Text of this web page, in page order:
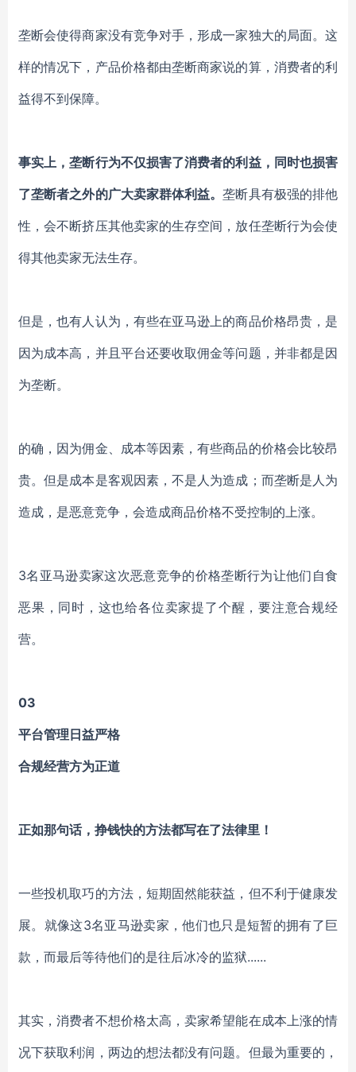
垄断会使得商家没有竞争对手，形成一家独大的局面。这
样的情况下，产品价格都由垄断商家说的算，消费者的利
益得不到保障。
事实上，垄断行为不仅损害了消费者的利益，同时也损害
了垄断者之外的广大卖家群体利益。垄断具有极强的排他
性，会不断挤压其他卖家的生存空间，放任垄断行为会使
得其他卖家无法生存。
但是，也有人认为， 有些在亚马逊上的商品价格昂贵，是
因为成本高，并且平台还要收取佣金等问题 ，并非都是因
为垄断。
的确，因为佣金、成本等因素，有些商品的价格会比较昂
贵。但是成本是客观因素，不是人为造成；而垄断是人为
造成，是恶意竞争，会造成商品价格不受控制的上涨。
3名亚马逊卖家这次恶意竞争的价格垄断行为让他们自食
恶果，同时，这也给各位卖家提了个醒，要注意合规经
营。
03
平台管理日益严格
合规经营方为正道
正如那句话，挣钱快的方法都写在了法律里！
一些投机取巧的方法，短期固然能获益，但不利于健康发
展。就像这3名亚马逊卖家，他们也只是短暂的拥有了巨
款，而最后等待他们的是往后冰冷的监狱......
其实，消费者不想价格太高，卖家希望能在成本上涨的情
况下获取利润，两边的想法都没有问题。但最为重要的，